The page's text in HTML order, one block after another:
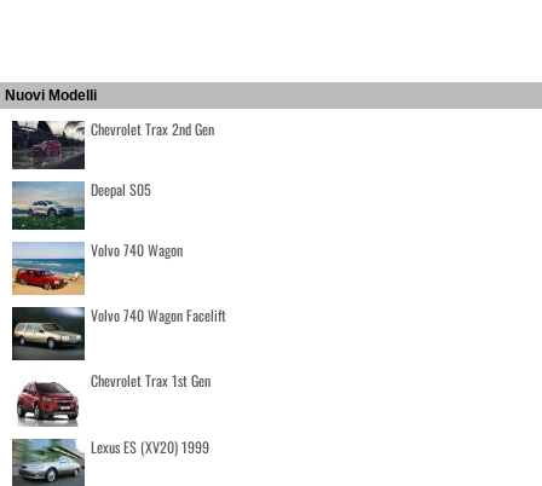
Nuovi Modelli
Chevrolet Trax 2nd Gen
Deepal S05
Volvo 740 Wagon
Volvo 740 Wagon Facelift
Chevrolet Trax 1st Gen
Lexus ES (XV20) 1999